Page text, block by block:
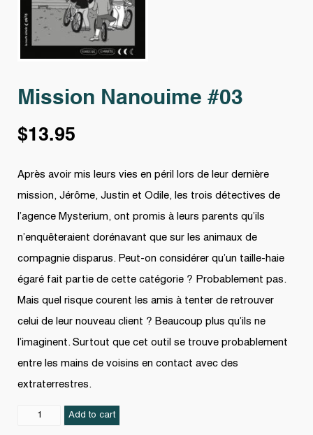
Mission Nanouime #03
$13.95
Après avoir mis leurs vies en péril lors de leur dernière
mission, Jérôme, Justin et Odile, les trois détectives de
l’agence Mysterium, ont promis à leurs parents qu’ils
n’enquêteraient dorénavant que sur les animaux de
compagnie disparus. Peut-on considérer qu’un taille-haie
égaré fait partie de cette catégorie ? Probablement pas.
Mais quel risque courent les amis à tenter de retrouver
celui de leur nouveau client ? Beaucoup plus qu’ils ne
l’imaginent. Surtout que cet outil se trouve probablement
entre les mains de voisins en contact avec des
extraterrestres.
Mission
Add to cart